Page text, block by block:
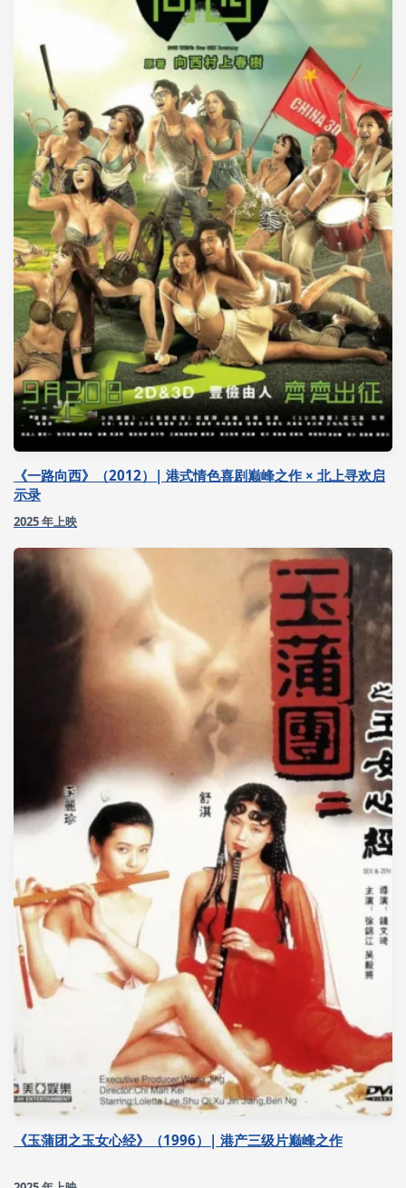
《一路向西》（2012）| 港式情色喜剧巅峰之作 × 北上寻欢启
示录
2025 年上映
《玉蒲团之玉女心经》（1996）| 港产三级片巅峰之作